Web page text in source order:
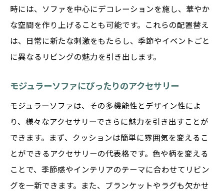
時には、ソファを中心にデコレーションを施し、華やか
な空間を作り上げることも可能です。これらの配置替え
は、日常に新たな刺激をもたらし、季節やイベントごと
に異なるリビングの魅力を引き出します。
モジュラーソファにぴったりのアクセサリー
モジュラーソファは、その多機能性とデザイン性によ
り、様々なアクセサリーでさらに魅力を引き出すことが
できます。まず、クッションは簡単に雰囲気を変えるこ
とができるアクセサリーの代表格です。色や柄を変える
ことで、季節感やインテリアのテーマに合わせてリビン
グを一新できます。また、ブランケットやラグも欠かせ